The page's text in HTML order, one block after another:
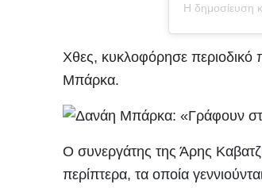
Η δημοσίευση
Χθες, κυκλοφόρησε
Μπάρκα.
Ο συνεργάτης της Άρης
περίπτερα, τα οποία